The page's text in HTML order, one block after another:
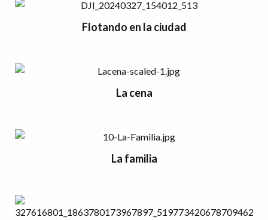
Flotando en la ciudad
La cena
La familia